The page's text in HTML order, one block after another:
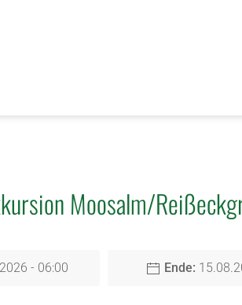
Moosalm/
- 06:00 Ende: